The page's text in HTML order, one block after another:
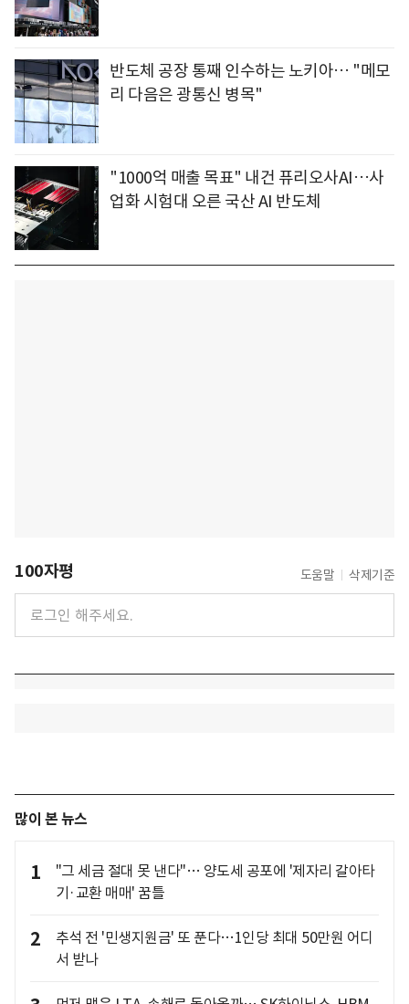
반도체 공장 통째 인수하는 노키아… "메모
리 다음은 광통신 병목"
"1000억 매출 목표" 내건 퓨리오사AI…사
업화 시험대 오른 국산 AI 반도체
100자평 도움말 삭제기준
많이 본 뉴스
1
"그 세금 절대 못 낸다"… 양도세 공포에 '제자리 갈아타
기·교환 매매' 꿈틀
2
추석 전 '민생지원금' 또 푼다…1인당 최대 50만원 어디
서 받나